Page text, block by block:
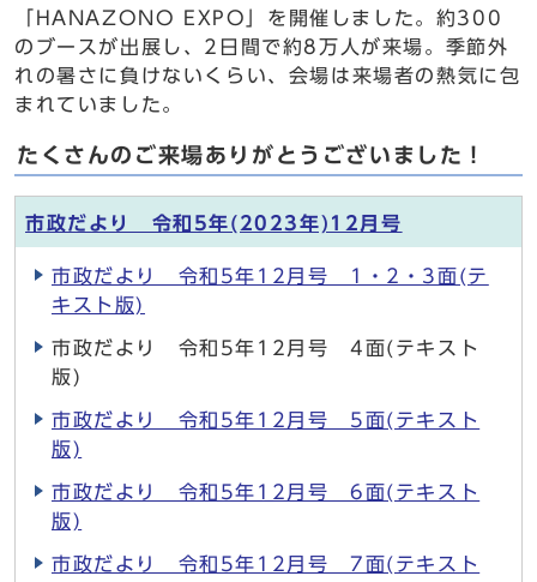
「HANAZONO EXPO」を開催しました。約300
のブースが出展し、2日間で約8万人が来場。季節外
れの暑さに負けないくらい、会場は来場者の熱気に包
まれていました。
たくさんのご来場ありがとうございました！
市政だより 令和5年(2023年)12月号
市政だより 令和5年12月号 1・2・3面(テ
キスト版)
市政だより 令和5年12月号 4面(テキスト
版)
市政だより 令和5年12月号 5面(テキスト
版)
市政だより 令和5年12月号 6面(テキスト
版)
市政だより 令和5年12月号 7面(テキスト